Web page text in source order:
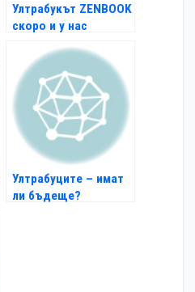
Ултрабукът ZENBOOK
скоро и у нас
Ултрабуците – имат
ли бъдеще?